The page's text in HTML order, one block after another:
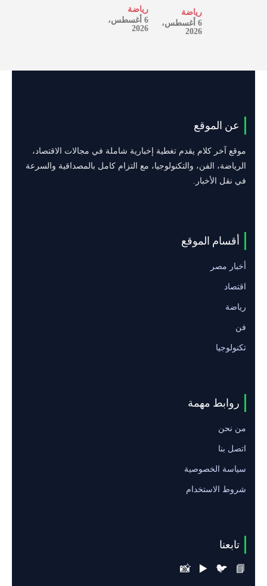
رياضة
6 أغسطس،
2026
رياضة
6 أغسطس،
2026
عن الموقع
موقع آخر كلام يقدم تغطية إخبارية شاملة في مجالات الاقتصاد،
الرياضة، الفن، والتكنولوجيا، مع التزام كامل بالمصداقية والسرعة
في نقل الأخبار.
أقسام الموقع
أخبار مصر
اقتصاد
رياضة
فن
تكنولوجيا
روابط مهمة
من نحن
اتصل بنا
سياسة الخصوصية
شروط الاستخدام
تابعنا
📘
🐦
▶️
📸